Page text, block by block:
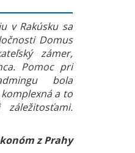
v Rakúsku sa
Domus
zámer,
Pomoc pri
bola
a to
z Prahy